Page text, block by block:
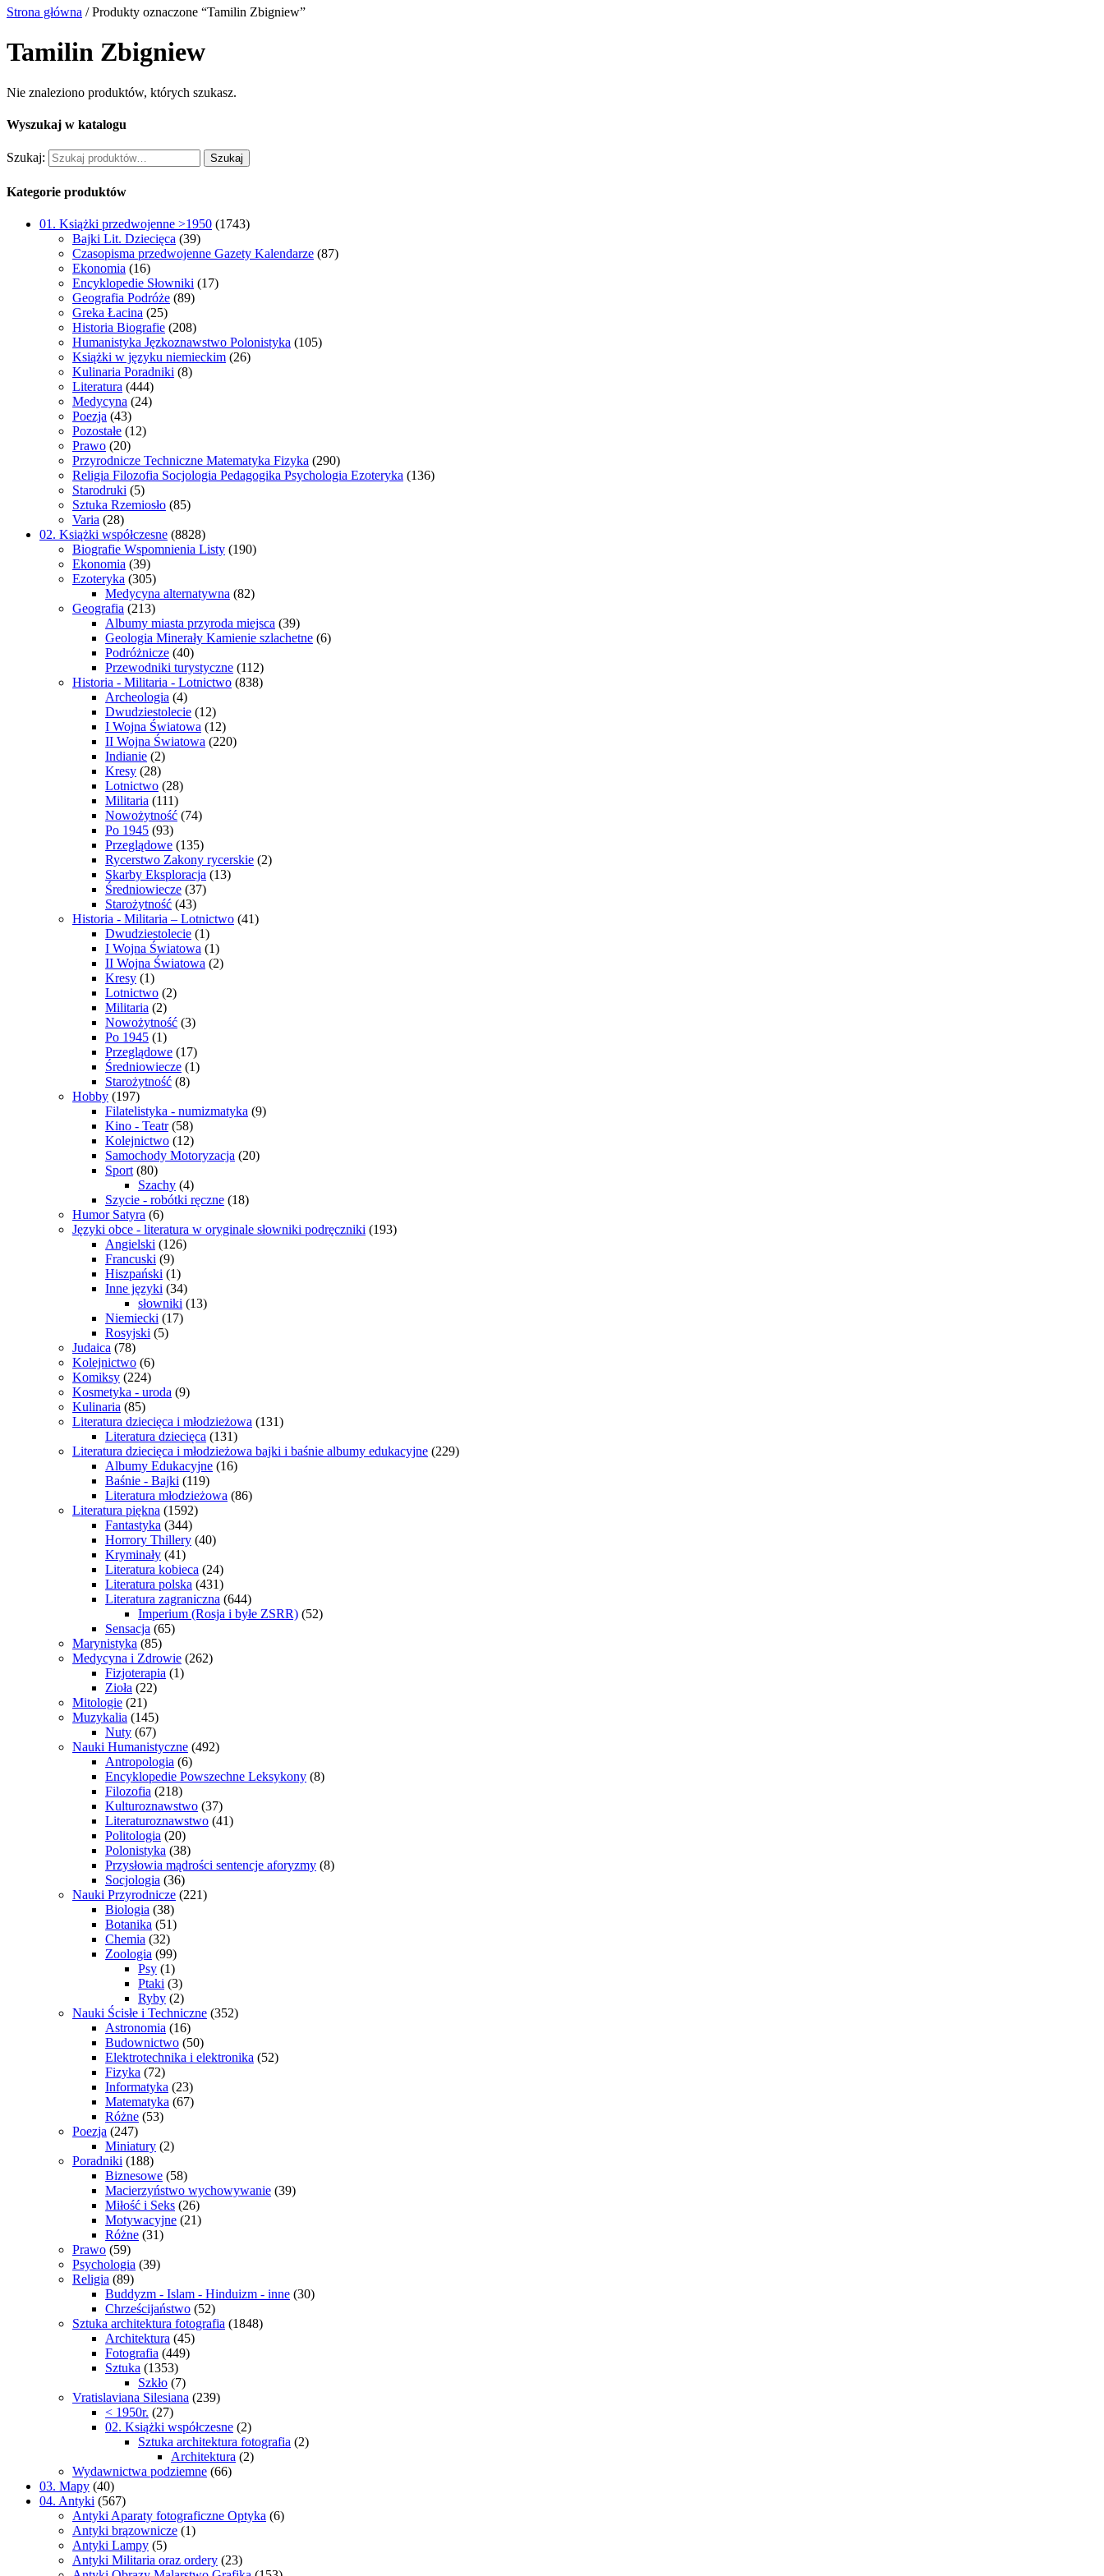
Strona główna / Produkty oznaczone “Tamilin Zbigniew”
Tamilin Zbigniew
Nie znaleziono produktów, których szukasz.
Wyszukaj w katalogu
Szukaj: Szukaj
Kategorie produktów
01. Książki przedwojenne >1950 (1743)
Bajki Lit. Dziecięca (39)
Czasopisma przedwojenne Gazety Kalendarze (87)
Ekonomia (16)
Encyklopedie Słowniki (17)
Geografia Podróże (89)
Greka Łacina (25)
Historia Biografie (208)
Humanistyka Jęzkoznawstwo Polonistyka (105)
Książki w języku niemieckim (26)
Kulinaria Poradniki (8)
Literatura (444)
Medycyna (24)
Poezja (43)
Pozostałe (12)
Prawo (20)
Przyrodnicze Techniczne Matematyka Fizyka (290)
Religia Filozofia Socjologia Pedagogika Psychologia Ezoteryka (136)
Starodruki (5)
Sztuka Rzemiosło (85)
Varia (28)
02. Książki współczesne (8828)
Biografie Wspomnienia Listy (190)
Ekonomia (39)
Ezoteryka (305)
Medycyna alternatywna (82)
Geografia (213)
Albumy miasta przyroda miejsca (39)
Geologia Minerały Kamienie szlachetne (6)
Podróżnicze (40)
Przewodniki turystyczne (112)
Historia - Militaria - Lotnictwo (838)
Archeologia (4)
Dwudziestolecie (12)
I Wojna Światowa (12)
II Wojna Światowa (220)
Indianie (2)
Kresy (28)
Lotnictwo (28)
Militaria (111)
Nowożytność (74)
Po 1945 (93)
Przeglądowe (135)
Rycerstwo Zakony rycerskie (2)
Skarby Eksploracja (13)
Średniowiecze (37)
Starożytność (43)
Historia - Militaria – Lotnictwo (41)
Dwudziestolecie (1)
I Wojna Światowa (1)
II Wojna Światowa (2)
Kresy (1)
Lotnictwo (2)
Militaria (2)
Nowożytność (3)
Po 1945 (1)
Przeglądowe (17)
Średniowiecze (1)
Starożytność (8)
Hobby (197)
Filatelistyka - numizmatyka (9)
Kino - Teatr (58)
Kolejnictwo (12)
Samochody Motoryzacja (20)
Sport (80)
Szachy (4)
Szycie - robótki ręczne (18)
Humor Satyra (6)
Języki obce - literatura w oryginale słowniki podręczniki (193)
Angielski (126)
Francuski (9)
Hiszpański (1)
Inne języki (34)
słowniki (13)
Niemiecki (17)
Rosyjski (5)
Judaica (78)
Kolejnictwo (6)
Komiksy (224)
Kosmetyka - uroda (9)
Kulinaria (85)
Literatura dziecięca i młodzieżowa (131)
Literatura dziecięca (131)
Literatura dziecięca i młodzieżowa bajki i baśnie albumy edukacyjne (229)
Albumy Edukacyjne (16)
Baśnie - Bajki (119)
Literatura młodzieżowa (86)
Literatura piękna (1592)
Fantastyka (344)
Horrory Thillery (40)
Kryminały (41)
Literatura kobieca (24)
Literatura polska (431)
Literatura zagraniczna (644)
Imperium (Rosja i byłe ZSRR) (52)
Sensacja (65)
Marynistyka (85)
Medycyna i Zdrowie (262)
Fizjoterapia (1)
Zioła (22)
Mitologie (21)
Muzykalia (145)
Nuty (67)
Nauki Humanistyczne (492)
Antropologia (6)
Encyklopedie Powszechne Leksykony (8)
Filozofia (218)
Kulturoznawstwo (37)
Literaturoznawstwo (41)
Politologia (20)
Polonistyka (38)
Przysłowia mądrości sentencje aforyzmy (8)
Socjologia (36)
Nauki Przyrodnicze (221)
Biologia (38)
Botanika (51)
Chemia (32)
Zoologia (99)
Psy (1)
Ptaki (3)
Ryby (2)
Nauki Ścisłe i Techniczne (352)
Astronomia (16)
Budownictwo (50)
Elektrotechnika i elektronika (52)
Fizyka (72)
Informatyka (23)
Matematyka (67)
Różne (53)
Poezja (247)
Miniatury (2)
Poradniki (188)
Biznesowe (58)
Macierzyństwo wychowywanie (39)
Miłość i Seks (26)
Motywacyjne (21)
Różne (31)
Prawo (59)
Psychologia (39)
Religia (89)
Buddyzm - Islam - Hinduizm - inne (30)
Chrześcijaństwo (52)
Sztuka architektura fotografia (1848)
Architektura (45)
Fotografia (449)
Sztuka (1353)
Szkło (7)
Vratislaviana Silesiana (239)
< 1950r. (27)
02. Książki współczesne (2)
Sztuka architektura fotografia (2)
Architektura (2)
Wydawnictwa podziemne (66)
03. Mapy (40)
04. Antyki (567)
Antyki Aparaty fotograficzne Optyka (6)
Antyki brązownicze (1)
Antyki Lampy (5)
Antyki Militaria oraz ordery (23)